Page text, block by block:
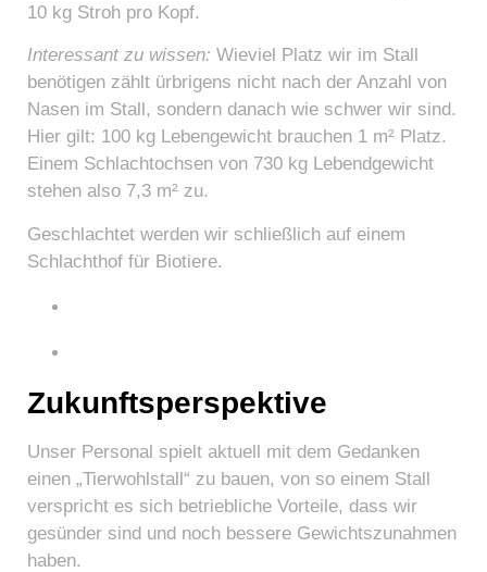
10 kg Stroh pro Kopf.
Interessant zu wissen: Wieviel Platz wir im Stall
benötigen zählt ürbrigens nicht nach der Anzahl von
Nasen im Stall, sondern danach wie schwer wir sind.
Hier gilt: 100 kg Lebengewicht brauchen 1 m² Platz.
Einem Schlachtochsen von 730 kg Lebendgewicht
stehen also 7,3 m² zu.
Geschlachtet werden wir schließlich auf einem
Schlachthof für Biotiere.
Zukunftsperspektive
Unser Personal spielt aktuell mit dem Gedanken
einen „Tierwohlstall“ zu bauen, von so einem Stall
verspricht es sich betriebliche Vorteile, dass wir
gesünder sind und noch bessere Gewichtszunahmen
haben.